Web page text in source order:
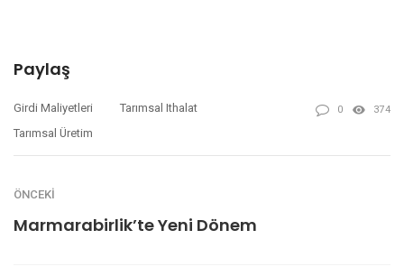
Paylaş
Girdi Maliyetleri
Tarımsal Ithalat
Tarımsal Üretim
0 374
ÖNCEKI
Marmarabirlik’te Yeni Dönem